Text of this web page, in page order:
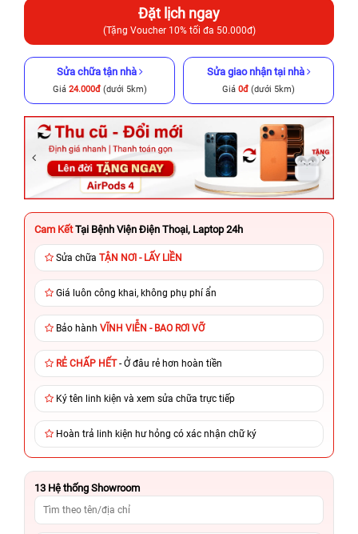
Đặt lịch ngay
(Tặng Voucher 10% tối đa 50.000đ)
Sửa chữa tận nhà
Giá 24.000đ(dưới 5km)
Sửa giao nhận tại nhà
Giá 0đ (dưới 5km)
Cam Kết Tại Bệnh Viện Điện Thoại, Laptop 24h
Sửa chữa TẬN NƠI - LẤY LIỀN
Giá luôn công khai, không phụ phí ẩn
Bảo hành VĨNH VIỄN - BAO RƠI VỠ
RẺ CHẤP HẾT- Ở đâu rẻ hơn hoàn tiền
Ký tên linh kiện và xem sửa chữa trực tiếp
Hoàn trả linh kiện hư hỏng có xác nhận chữ ký
13 Hệ thống Showroom